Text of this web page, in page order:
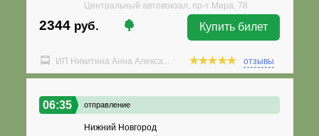
Центральный автовокзал, пр-т Мира, 78
2344 руб. Купить билет
ИП Никитина Анна Алекса... отзывы
06:35 отправление
Нижний Новгород